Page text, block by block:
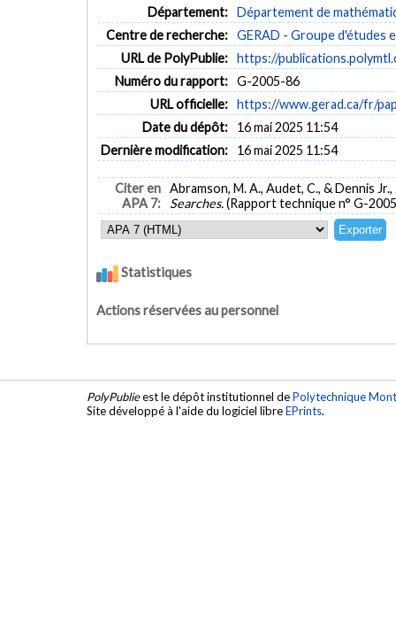
Département: Département de
Centre de recherche: GERAD - Groupe d'études
URL de PolyPublie: https://
Numéro du rapport: G-2005-86
URL officielle: https://www.gerad.ca/fr/
Date du dépôt:
16 mai 2025 11:54
Dernière modification:
16 mai 2025 11:54
Citer en
APA 7:
Abramson, M. A., Audet, C., & Dennis Jr.,
Searches.(Rapport technique n° G-
Statistiques
Actions réservées au personnel
PolyPublieest le dépôt institutionnel dePolytechnique
Site développé à l'aide du logiciel libreEPrints.